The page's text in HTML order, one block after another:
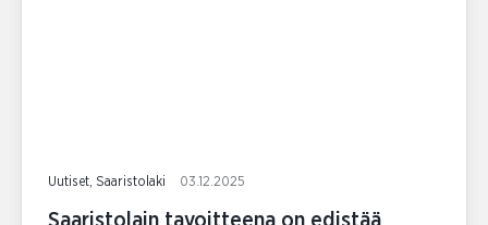
Uutiset, Saaristolaki 03.12.2025
Saaristolain tavoitteena on edistää